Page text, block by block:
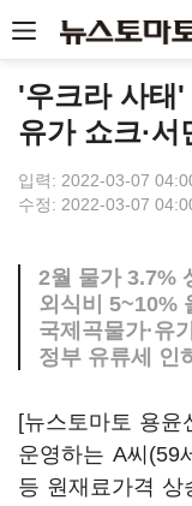
'우크라 사태
유가 쇼크·
입력: 2022-03-07
수정: 2022-03-07
2월 물가 3.7%
외식비 5~10%
국제곡물가·유
정부 유류세 인
[뉴스토마토 용
운영하는 A씨(59
등 원재료가격 상